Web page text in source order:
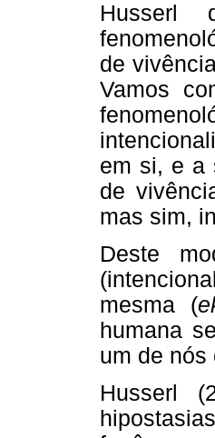
Husserl
de
Vamos
em si, e a
de
mas sim,
Deste
mesma (
humana
um de nós
Husserl